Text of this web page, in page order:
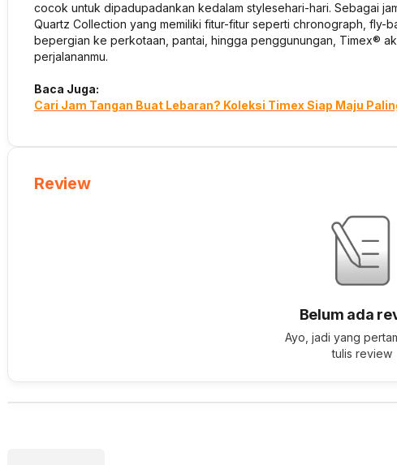
cocok untuk dipadupadankan kedalam stylesehari-hari. Sebagai
Quartz Collection yang memiliki fitur-fitur seperti chronograph, fly-
bepergian ke perkotaan, pantai, hingga penggunungan, Timex®
perjalananmu.
Baca Juga:
Cari Jam Tangan Buat Lebaran? Koleksi Timex Siap Maju
Review
Belum ada
Ayo, jadi yang
tulis review